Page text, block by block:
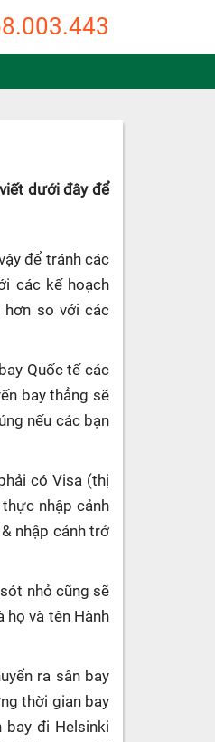
dưới đây để
để tránh các
các kế hoạch
hơn so với các
Quốc tế các
bay thẳng sẽ
nếu các bạn
có Visa (thị
nhập cảnh
nhập cảnh trở
nhỏ cũng sẽ
họ và tên Hành
ra sân bay
thời gian bay
bay đi Helsinki